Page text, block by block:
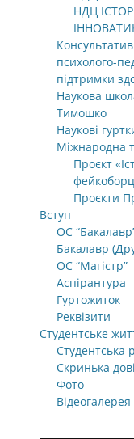
НДЦ
психолого-
підтримки
Наукова
Тимошко
Наукові
Міжнародна
Проєкт
Проєкти
Вступ
ОС
Бакалавр
ОС “Магістр”
Аспірантура
Гуртожиток
Реквізити
Студентське
Студентська
Скринька
Фото
Відеогалерея